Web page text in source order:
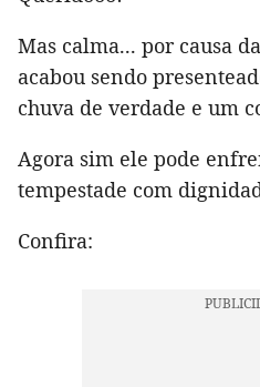
Mas calma... por causa
acabou sendo
chuva de verdade e um
Agora sim ele pode
tempestade com
Confira: